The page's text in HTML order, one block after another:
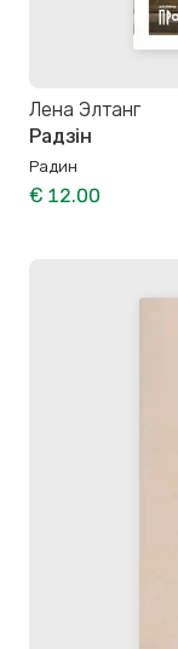
Лена Элтанг
Радзін
Радин
€ 12.00